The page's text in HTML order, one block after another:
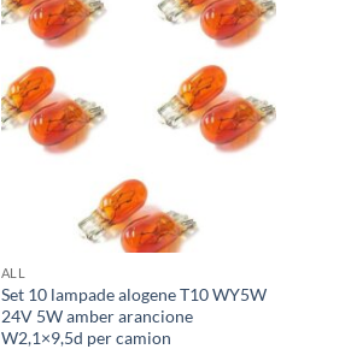
ALL
Set 10 lampade alogene T10 WY5W
24V 5W amber arancione
W2,1×9,5d per camion